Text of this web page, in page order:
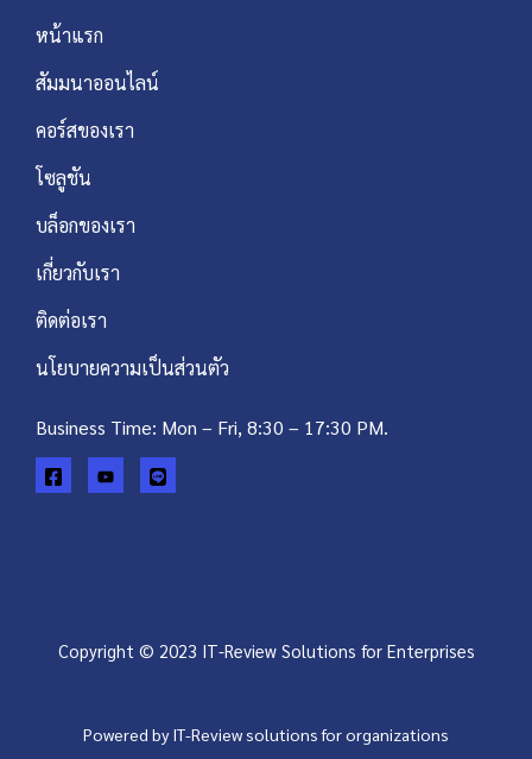
หน้าแรก
สัมมนาออนไลน์
คอร์สของเรา
โซลูชัน
บล็อกของเรา
เกี่ยวกับเรา
ติดต่อเรา
นโยบายความเป็นส่วนตัว
Business Time: Mon – Fri, 8:30 – 17:30 PM.
Copyright © 2023 IT-Review Solutions for Enterprises
Powered by IT-Review solutions for organizations